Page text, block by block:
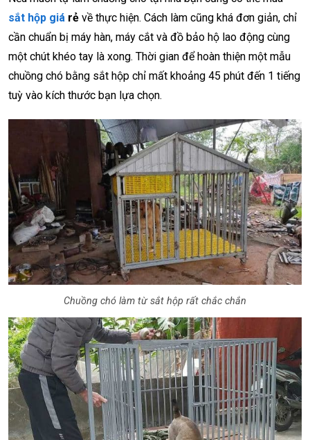
sắt hộp giá rẻ về thực hiện. Cách làm cũng khá đơn giản, chỉ
cần chuẩn bị máy hàn, máy cắt và đồ bảo hộ lao động cùng
một chút khéo tay là xong. Thời gian để hoàn thiện một mẫu
chuồng chó bằng sắt hộp chỉ mất khoảng 45 phút đến 1 tiếng
tuỳ vào kích thước bạn lựa chọn.
Chuồng chó làm từ sắt hộp rất chắc chắn